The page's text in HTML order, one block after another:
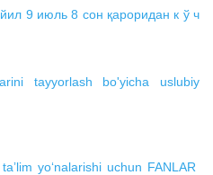
9 июль 8 сон қароридан к ў ч
tayyorlash bo'yicha uslubiy
yoʻnalarishi uchun FANLAR